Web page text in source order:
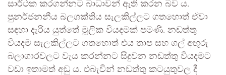
සාර්ථක කරගන්නට බාධාවන් ඇති කරන බව ය.
පුනර්ජනනීය බලශක්තිය සැලකිල්ලට ගතහොත් ඒවා
සඳහා දැරිය යුත්තේ මූලික වියදමක් පමණි. නඩත්තු
වියදම සැලකිල්ලට ගතහොත් එය තාප සහ ගල් අඟුරු
බලාගාරවලට වැය කරන්නට සිදුවන නඩත්තු වියදමට
වඩා ඉතාමත් අඩු ය. එබැවින් නඩත්තු කටයුතුවල දී